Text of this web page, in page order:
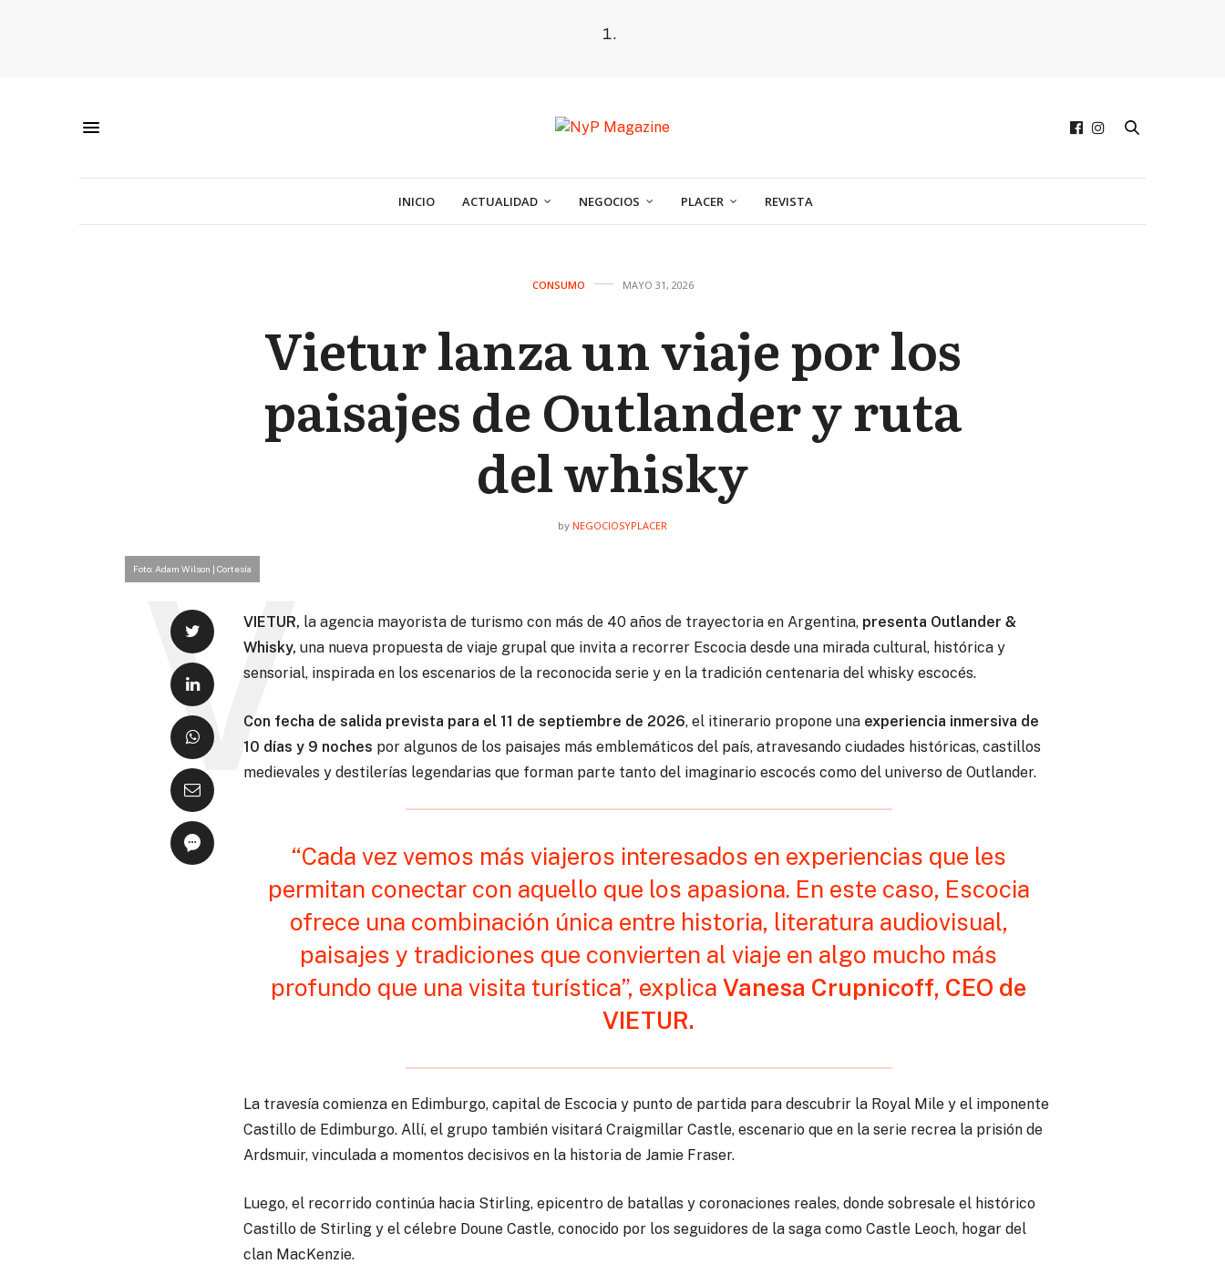
INICIO ACTUALIDAD NEGOCIOS PLACER REVISTA
CONSUMO MAYO 31, 2026
Vietur lanza un viaje por los
paisajes de Outlander y ruta
del whisky
by NEGOCIOSYPLACER
Foto: Adam Wilson | Cortesía
VIETUR, la agencia mayorista de turismo con más de 40 años de trayectoria en Argentina, presenta Outlander &
Whisky, una nueva propuesta de viaje grupal que invita a recorrer Escocia desde una mirada cultural, histórica y
sensorial, inspirada en los escenarios de la reconocida serie y en la tradición centenaria del whisky escocés.
Con fecha de salida prevista para el 11 de septiembre de 2026, el itinerario propone una experiencia inmersiva de
10 días y 9 noches por algunos de los paisajes más emblemáticos del país, atravesando ciudades históricas, castillos
medievales y destilerías legendarias que forman parte tanto del imaginario escocés como del universo de Outlander.
“Cada vez vemos más viajeros interesados en experiencias que les
permitan conectar con aquello que los apasiona. En este caso, Escocia
ofrece una combinación única entre historia, literatura audiovisual,
paisajes y tradiciones que convierten al viaje en algo mucho más
profundo que una visita turística”, explicaVanesa Crupnicoff, CEO de
VIETUR.
La travesía comienza en Edimburgo, capital de Escocia y punto de partida para descubrir la Royal Mile y el imponente
Castillo de Edimburgo. Allí, el grupo también visitará Craigmillar Castle, escenario que en la serie recrea la prisión de
Ardsmuir, vinculada a momentos decisivos en la historia de Jamie Fraser.
Luego, el recorrido continúa hacia Stirling, epicentro de batallas y coronaciones reales, donde sobresale el histórico
Castillo de Stirling y el célebre Doune Castle, conocido por los seguidores de la saga como Castle Leoch, hogar del
clan MacKenzie.